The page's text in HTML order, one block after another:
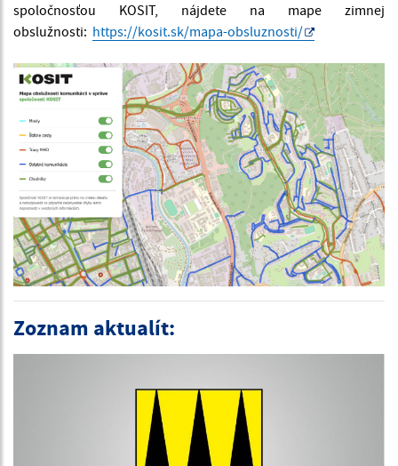
spoločnosťou KOSIT, nájdete na mape zimnej
obslužnosti: https://kosit.sk/mapa-obsluznosti/
Zoznam aktualít: